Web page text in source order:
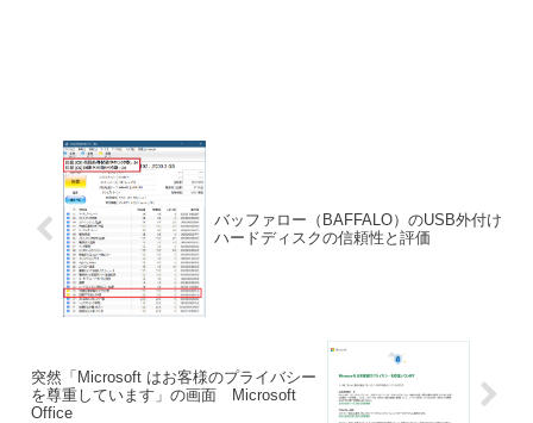
バッファロー（BAFFALO）のUSB外付け
ハードディスクの信頼性と評価
突然「Microsoft はお客様のプライバシー
を尊重しています」の画面 Microsoft
Office